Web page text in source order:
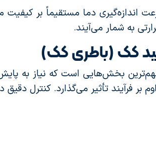
دما مستقیماً بر
به شمار می‌آیند.
کک (باطری کک)
بخش‌هایی است که نیاز به